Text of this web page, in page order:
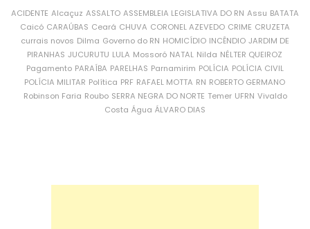
ACIDENTE Alcaçuz ASSALTO ASSEMBLEIA LEGISLATIVA DO RN Assu BATATA
Caicó CARAÚBAS Ceará CHUVA CORONEL AZEVEDO CRIME CRUZETA
currais novos Dilma Governo do RN HOMICÍDIO INCÊNDIO JARDIM DE
PIRANHAS JUCURUTU LULA Mossoró NATAL Nilda NÉLTER QUEIROZ
Pagamento PARAÍBA PARELHAS Parnamirim POLÍCIA POLÍCIA CIVIL
POLÍCIA MILITAR Política PRF RAFAEL MOTTA RN ROBERTO GERMANO
Robinson Faria Roubo SERRA NEGRA DO NORTE Temer UFRN Vivaldo
Costa Água ÁLVARO DIAS